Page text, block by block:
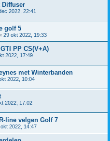
Diffuser
2022, 22:41
golf 5
29 okt 2022, 19:33
PP CS(V+A)
2022, 17:49
met Winterbanden
2022, 10:04
2022, 17:02
line velgen Golf 7
2022, 14:47